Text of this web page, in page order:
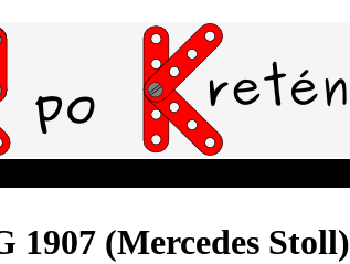
1907 (Mercedes Stoll)